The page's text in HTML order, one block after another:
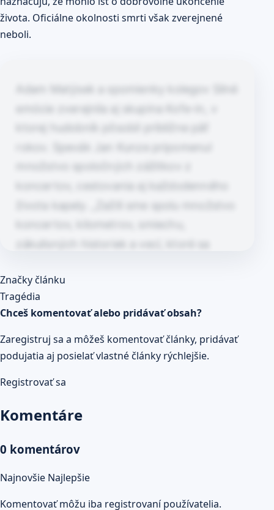
života. Oficiálne okolnosti smrti však zverejnené
neboli.
života kapely. „Zažili sme spolu množstvo
kapela nie je len…
Článok pokračuje po kliknutí
Prečítaj celý článok
Značky článku
Tragédia
Chceš komentovať alebo pridávať obsah?
Zaregistruj sa a môžeš komentovať články, pridávať
podujatia aj posielať vlastné články rýchlejšie.
Registrovať sa
Komentáre
0 komentárov
Najnovšie Najlepšie
Komentovať môžu iba registrovaní používatelia.